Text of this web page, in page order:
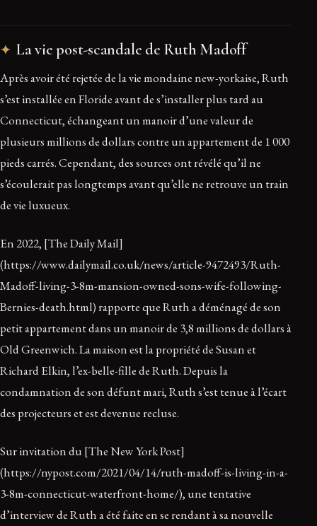
La vie post-scandale de Ruth Madoff
Après avoir été rejetée de la vie mondaine new-yorkaise, Ruth
s’est installée en Floride avant de s’installer plus tard au
Connecticut, échangeant un manoir d’une valeur de
plusieurs millions de dollars contre un appartement de 1 000
pieds carrés. Cependant, des sources ont révélé qu’il ne
s’écoulerait pas longtemps avant qu’elle ne retrouve un train
de vie luxueux.
En 2022, [The Daily Mail]
(https://www.dailymail.co.uk/news/article-9472493/Ruth-
Madoff-living-3-8m-mansion-owned-sons-wife-following-
Bernies-death.html) rapporte que Ruth a déménagé de son
petit appartement dans un manoir de 3,8 millions de dollars à
Old Greenwich. La maison est la propriété de Susan et
Richard Elkin, l’ex-belle-fille de Ruth. Depuis la
condamnation de son défunt mari, Ruth s’est tenue à l’écart
des projecteurs et est devenue recluse.
Sur invitation du [The New York Post]
(https://nypost.com/2021/04/14/ruth-madoff-is-living-in-a-
3-8m-connecticut-waterfront-home/), une tentative
d’interview de Ruth a été faite en se rendant à sa nouvelle